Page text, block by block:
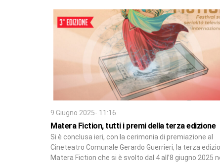
9 Giugno 2025- 11:16
Matera Fiction, tutti i premi della terza edizione
Si è conclusa ieri, con la cerimonia di premiazione al
Cineteatro Comunale Gerardo Guerrieri, la terza
Matera Fiction che si è svolto dal 4 all’8 giugno 2025